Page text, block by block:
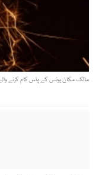
مالک مکان یونس کے پاس کام کرنے